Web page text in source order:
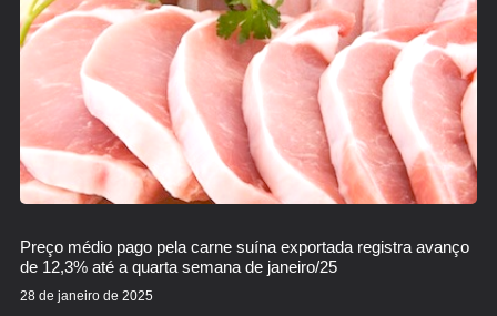
Preço médio pago pela carne suína exportada registra avanço
de 12,3% até a quarta semana de janeiro/25
28 de janeiro de 2025